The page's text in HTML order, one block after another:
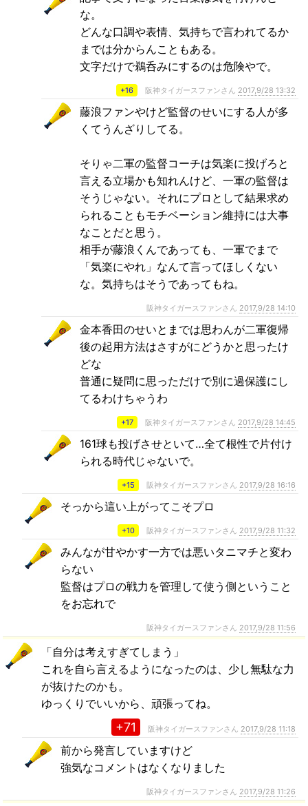
な。
どんな口調や表情、気持ちで言われてるか
までは分からんこともある。
文字だけで鵜呑みにするのは危険やで。
+16 阪神タイガースファンさん 2017,9/28 13:32
藤浪ファンやけど監督のせいにする人が多
くてうんざりしてる。
そりゃ二軍の監督コーチは気楽に投げろと
言える立場かも知れんけど、一軍の監督は
そうじゃない。それにプロとして結果求め
られることもモチベーション維持には大事
なことだと思う。
相手が藤浪くんであっても、一軍でまで
「気楽にやれ」なんて言ってほしくない
な。気持ちはそうであってもね。
阪神タイガースファンさん 2017,9/28 14:10
金本香田のせいとまでは思わんが二軍復帰
後の起用方法はさすがにどうかと思ったけ
どな
普通に疑問に思っただけで別に過保護にし
てるわけちゃうわ
+17 阪神タイガースファンさん 2017,9/28 14:45
161球も投げさせといて…全て根性で片付け
られる時代じゃないで。
+15 阪神タイガースファンさん 2017,9/28 16:16
そっから這い上がってこそプロ
+10 阪神タイガースファンさん 2017,9/28 11:32
みんなが甘やかす一方では悪いタニマチと変わ
らない
監督はプロの戦力を管理して使う側ということ
をお忘れで
阪神タイガースファンさん 2017,9/28 11:56
「自分は考えすぎてしまう」
これを自ら言えるようになったのは、少し無駄な力
が抜けたのかも。
ゆっくりでいいから、頑張ってね。
+71 阪神タイガースファンさん 2017,9/28 11:18
前から発言していますけど
強気なコメントはなくなりました
阪神タイガースファンさん 2017,9/28 11:26